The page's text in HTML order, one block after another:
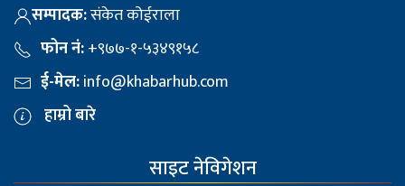
सम्पादक:संकेत कोईराला
फोन नं:+९७७-१-५३४९१५८
ई-मेल:info@khabarhub.com
हाम्रो बारे
साइट नेविगेशन